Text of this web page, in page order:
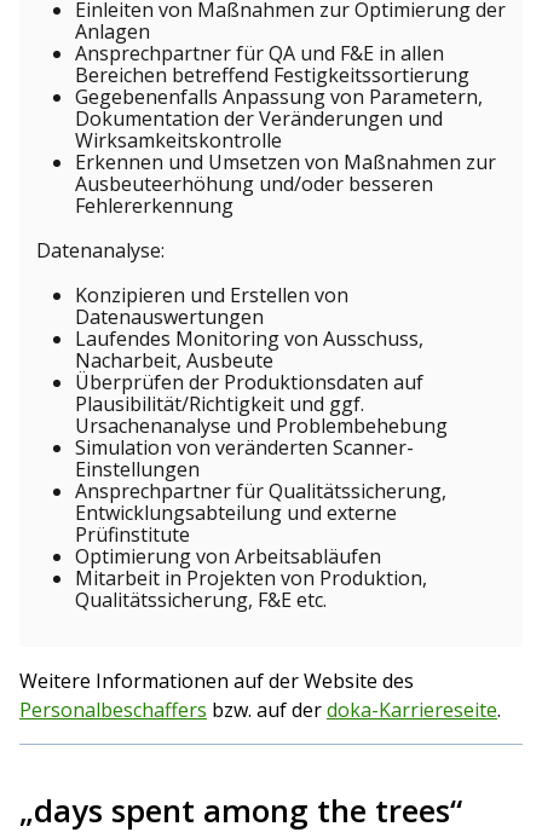
Einleiten von Maßnahmen zur Optimierung der
Anlagen
Ansprechpartner für QA und F&E in allen
Bereichen betreffend Festigkeitssortierung
Gegebenenfalls Anpassung von Parametern,
Dokumentation der Veränderungen und
Wirksamkeitskontrolle
Erkennen und Umsetzen von Maßnahmen zur
Ausbeuteerhöhung und/oder besseren
Fehlererkennung
Datenanalyse:
Konzipieren und Erstellen von
Datenauswertungen
Laufendes Monitoring von Ausschuss,
Nacharbeit, Ausbeute
Überprüfen der Produktionsdaten auf
Plausibilität/Richtigkeit und ggf.
Ursachenanalyse und Problembehebung
Simulation von veränderten Scanner-
Einstellungen
Ansprechpartner für Qualitätssicherung,
Entwicklungsabteilung und externe
Prüfinstitute
Optimierung von Arbeitsabläufen
Mitarbeit in Projekten von Produktion,
Qualitätssicherung, F&E etc.
Weitere Informationen auf der Website des
Personalbeschaffers bzw. auf derdoka-Karriereseite.
„days spent among the trees“